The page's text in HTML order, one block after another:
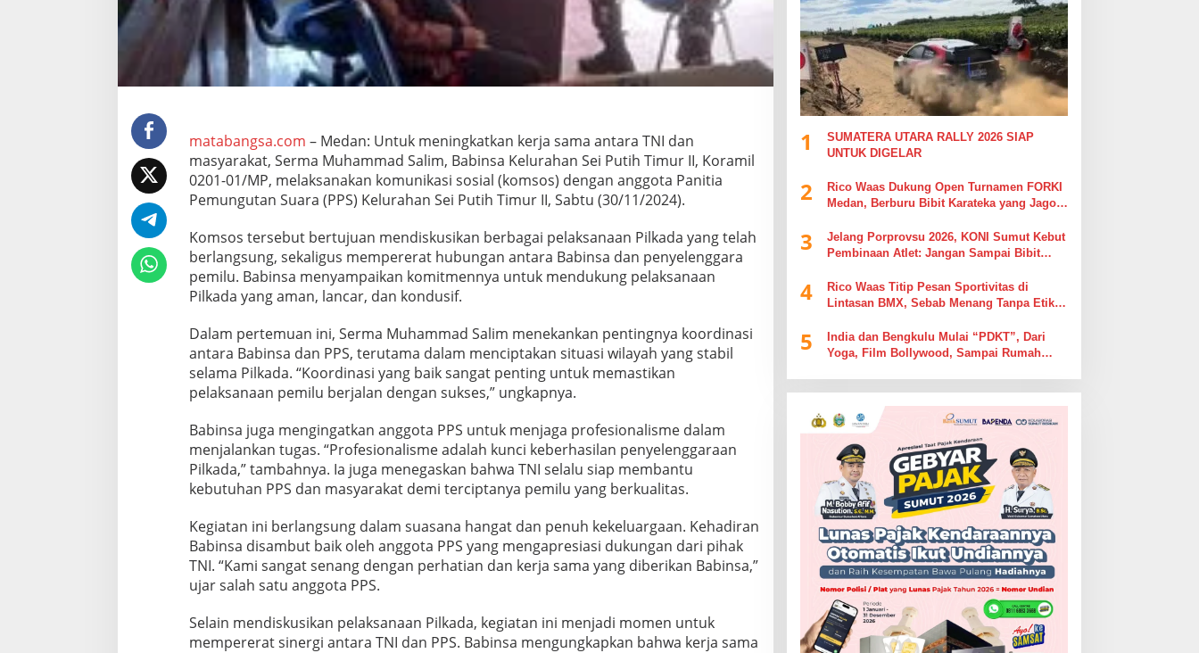
e
r
i
e
a
n
P
P
S
n
u
k
P
l
a
d
a
o
n
d
u
s
matabangsa.com – Medan: Untuk meningkatkan kerja sama antara TNI dan
masyarakat, Serma Muhammad Salim, Babinsa Kelurahan Sei Putih Timur II, Koramil
0201-01/MP, melaksanakan komunikasi sosial (komsos) dengan anggota Panitia
Pemungutan Suara (PPS) Kelurahan Sei Putih Timur II, Sabtu (30/11/2024).
Komsos tersebut bertujuan mendiskusikan berbagai pelaksanaan Pilkada yang telah
berlangsung, sekaligus mempererat hubungan antara Babinsa dan penyelenggara
pemilu. Babinsa menyampaikan komitmennya untuk mendukung pelaksanaan
Pilkada yang aman, lancar, dan kondusif.
Dalam pertemuan ini, Serma Muhammad Salim menekankan pentingnya koordinasi
antara Babinsa dan PPS, terutama dalam menciptakan situasi wilayah yang stabil
selama Pilkada. “Koordinasi yang baik sangat penting untuk memastikan
pelaksanaan pemilu berjalan dengan sukses,” ungkapnya.
Babinsa juga mengingatkan anggota PPS untuk menjaga profesionalisme dalam
menjalankan tugas. “Profesionalisme adalah kunci keberhasilan penyelenggaraan
Pilkada,” tambahnya. Ia juga menegaskan bahwa TNI selalu siap membantu
kebutuhan PPS dan masyarakat demi terciptanya pemilu yang berkualitas.
Kegiatan ini berlangsung dalam suasana hangat dan penuh kekeluargaan. Kehadiran
Babinsa disambut baik oleh anggota PPS yang mengapresiasi dukungan dari pihak
TNI. “Kami sangat senang dengan perhatian dan kerja sama yang diberikan Babinsa,”
ujar salah satu anggota PPS.
Selain mendiskusikan pelaksanaan Pilkada, kegiatan ini menjadi momen untuk
mempererat sinergi antara TNI dan PPS. Babinsa mengungkapkan bahwa kerja sama
1
SUMATERA UTARA RALLY 2026 SIAP
UNTUK DIGELAR
2
Rico Waas Dukung Open Turnamen FORKI
Medan, Berburu Bibit Karateka yang Jago
Komentar
3
Jelang Porprovsu 2026, KONI Sumut Kebut
Pembinaan Atlet: Jangan Sampai Bibit
4
Rico Waas Titip Pesan Sportivitas di
Lintasan BMX, Sebab Menang Tanpa Etika
5
India dan Bengkulu Mulai “PDKT”, Dari
Yoga, Film Bollywood, Sampai Rumah